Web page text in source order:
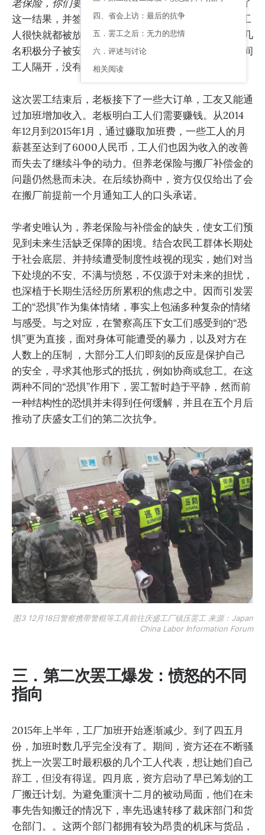
老保险，你们要跟政府去讲……”。大部分工人们接受了
这一结果，并签署了同意书。12月18日清场时被抓的工
人很快就都被放了出来。资方也没有开除工人。但是几
名积极分子被安排到了一间小屋子里做工，与其他车间
工人隔开，没有加班机会，房间里还安装了摄像头。
这次罢工结束后，老板接下了一些大订单，工友又能通
过加班增加收入。老板明白工人们需要赚钱。从2014
年12月到2015年1月，通过赚取加班费，一些工人的月
薪甚至达到了6000人民币，工人们也因为收入的改善
而失去了继续斗争的动力。但养老保险与搬厂补偿金的
问题仍然悬而未决。在后续协商中，资方仅仅给出了会
在搬厂前提前一个月通知工人的口头承诺。
学者史唯认为，养老保险与补偿金的缺失，使女工们预
见到未来生活缺乏保障的困境。结合农民工群体长期处
于社会底层、并持续遭受制度性歧视的现实，她们对当
下处境的不安、不满与愤怒，不仅源于对未来的担忧，
也深植于长期生活经历所累积的焦虑之中。因而引发罢
工的“恐惧”作为集体情绪，事实上包涵多种复杂的情绪
与感受。与之对应，在警察高压下女工们感受到的“恐
惧”更为直接，面对身体可能遭受的暴力，以及对方在
人数上的压制 ，大部分工人们即刻的反应是保护自己
的安全，寻求其他形式的抵抗，例如协商或怠工。在这
两种不同的“恐惧”作用下，罢工暂时趋于平静，然而前
一种结构性的恐惧并未得到任何缓解，并且在五个月后
推动了庆盛女工们的第二次抗争。
图3 12月18日警察携带警棍等工具前往庆盛工厂镇压罢工 来源：Japan
China Labor Information Forum
三．第二次罢工爆发：愤怒的不同
指向
2015年上半年，工厂加班开始逐渐减少。到了四五月
份，加班时数几乎完全没有了。期间，资方还在不断骚
扰上一次罢工时最积极的几个工人代表，想让她们自己
辞工，但没有得逞。四月底，资方启动了早已筹划的工
厂搬迁计划。为避免重演十二月的被动局面，他们在未
事先告知搬迁的情况下，率先迅速转移了裁床部门和货
仓部门。。这两个部门都拥有较为昂贵的机床与货品，
四、省会上访：最后的抗争
五．罢工之后：无力的悲情
六．评述与讨论
相关阅读